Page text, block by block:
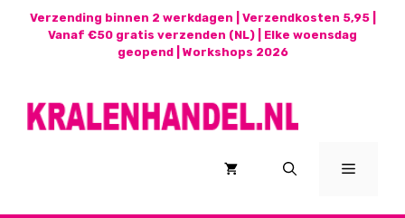
Verzending binnen 2 werkdagen | Verzendkosten 5,95 |
Vanaf €50 gratis verzenden (NL) | Elke woensdag
geopend | Workshops 2026
Menu